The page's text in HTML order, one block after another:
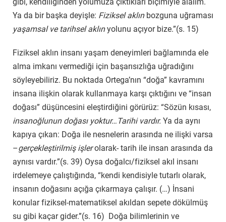
Ya da bir başka deyişle: Fiziksel aklın bozguna uğraması
yaşamsal ve tarihsel aklınyolunu açıyor bize.”(s. 15)
Fiziksel aklın insanı yaşam deneyimleri bağlamında ele
alma imkanı vermediği için başarısızlığa uğradığını
söyleyebiliriz. Bu noktada Ortega’nın “doğa” kavramını
insana ilişkin olarak kullanmaya karşı çıktığını ve “insan
doğası” düşüncesini eleştirdiğini görürüz: “Sözün kısası,
insanoğlunun doğası yoktur…Tarihi vardır. Ya da aynı
kapıya çıkan: Doğa ile nesnelerin arasında ne ilişki varsa
–gerçekleştirilmiş işlerolarak- tarih ile insan arasında da
aynısı vardır.”(s. 39) Oysa doğalcı/fiziksel akıl insanı
irdelemeye çalıştığında, “kendi kendisiyle tutarlı olarak,
insanın doğasını açığa çıkarmaya çalışır. (…) İnsani
konular fiziksel-matematiksel akıldan sepete dökülmüş
su gibi kaçar gider.”(s. 16) Doğa bilimlerinin ve